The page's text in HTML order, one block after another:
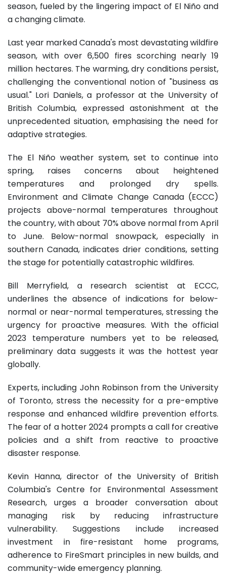
season, fueled by the lingering impact of El Niño and
a changing climate.
Last year marked Canada's most devastating wildfire
season, with over 6,500 fires scorching nearly 19
million hectares. The warming, dry conditions persist,
challenging the conventional notion of "business as
usual." Lori Daniels, a professor at the University of
British Columbia, expressed astonishment at the
unprecedented situation, emphasising the need for
adaptive strategies.
The El Niño weather system, set to continue into
spring, raises concerns about heightened
temperatures and prolonged dry spells.
Environment and Climate Change Canada (ECCC)
projects above-normal temperatures throughout
the country, with about 70% above normal from April
to June. Below-normal snowpack, especially in
southern Canada, indicates drier conditions, setting
the stage for potentially catastrophic wildfires.
Bill Merryfield, a research scientist at ECCC,
underlines the absence of indications for below-
normal or near-normal temperatures, stressing the
urgency for proactive measures. With the official
2023 temperature numbers yet to be released,
preliminary data suggests it was the hottest year
globally.
Experts, including John Robinson from the University
of Toronto, stress the necessity for a pre-emptive
response and enhanced wildfire prevention efforts.
The fear of a hotter 2024 prompts a call for creative
policies and a shift from reactive to proactive
disaster response.
Kevin Hanna, director of the University of British
Columbia's Centre for Environmental Assessment
Research, urges a broader conversation about
managing risk by reducing infrastructure
vulnerability. Suggestions include increased
investment in fire-resistant home programs,
adherence to FireSmart principles in new builds, and
community-wide emergency planning.